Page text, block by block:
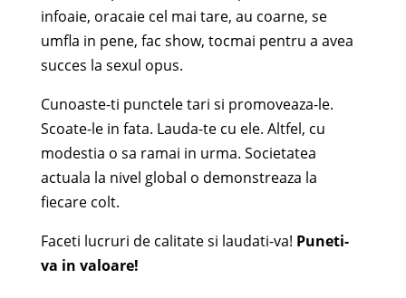
infoaie, oracaie cel mai tare, au coarne, se
umfla in pene, fac show, tocmai pentru a avea
succes la sexul opus.
Cunoaste-ti punctele tari si promoveaza-le.
Scoate-le in fata. Lauda-te cu ele. Altfel, cu
modestia o sa ramai in urma. Societatea
actuala la nivel global o demonstreaza la
fiecare colt.
Faceti lucruri de calitate si laudati-va! Puneti-
va in valoare!